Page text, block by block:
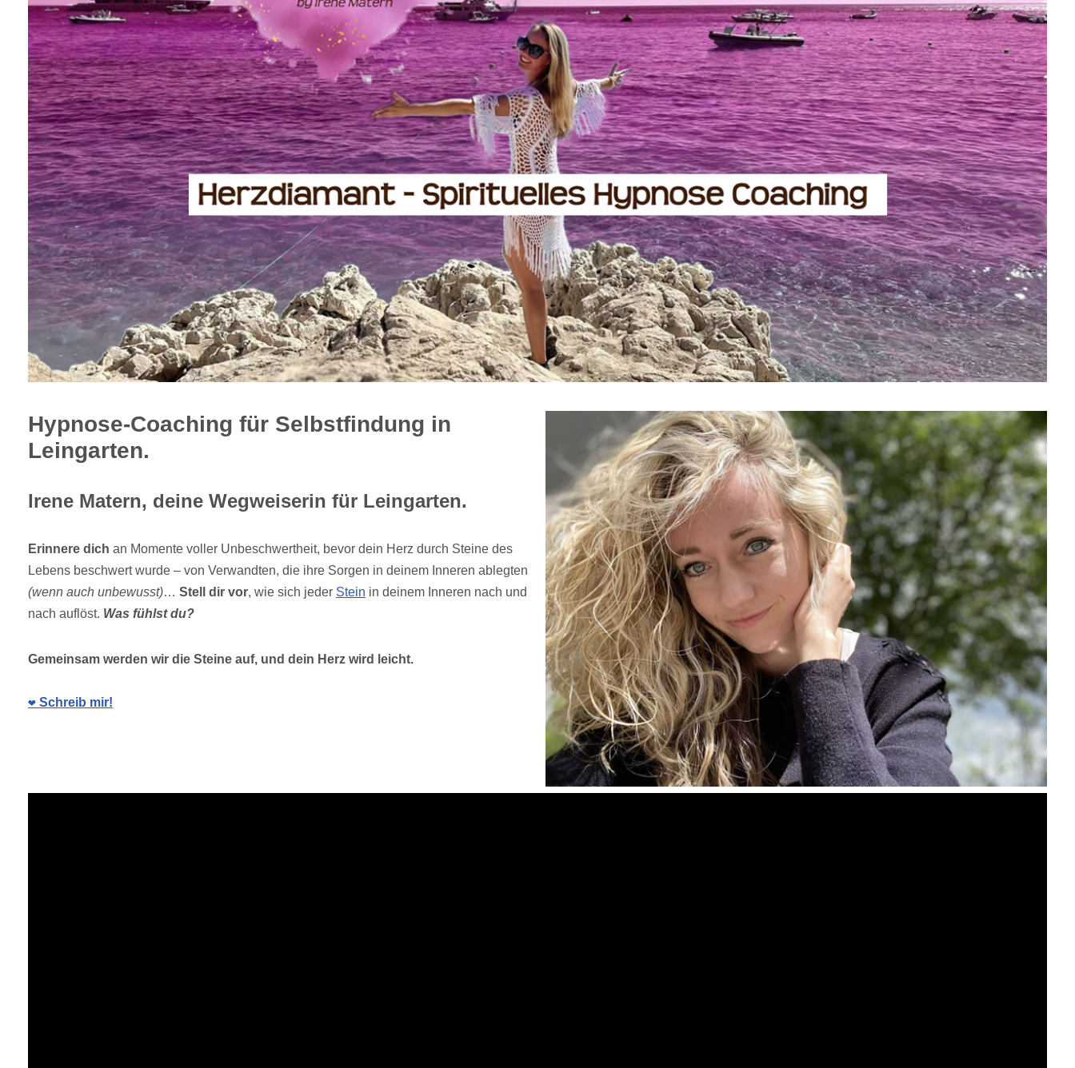
Hypnose-Coaching für Selbstfindung in
Leingarten.
Irene Matern, deine Wegweiserin für Leingarten.
Erinnere dich an Momente voller Unbeschwertheit, bevor dein Herz durch Steine des
Lebens beschwert wurde – von Verwandten, die ihre Sorgen in deinem Inneren ablegten
(wenn auch unbewusst)… Stell dir vor, wie sich jeder Stein in deinem Inneren nach und
nach auflöst. Was fühlst du?
Gemeinsam werden wir die Steine auf, und dein Herz wird leicht.
❤️ Schreib mir!